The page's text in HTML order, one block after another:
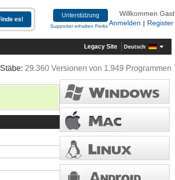
Unterstützung
Supporter erhalten Perks
Willkommen Gast
Anmelden
Register
Legacy Site Deutsch
Stäbe: 29.360 Versionen von 1.949 Programmen